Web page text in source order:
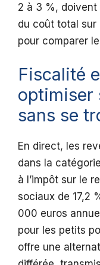
2 à 3 %,
du coût total sur
pour comparer
Fiscalité
optimiser
sans se
En direct, les
dans la
à l’impôt sur le
sociaux de 17,2
000 euros
pour les petits
offre une